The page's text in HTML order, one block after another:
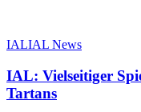
IAL:
Spielmacher
verstärkt
die
IALIAL News
IAL: Vielseitiger
Tartans